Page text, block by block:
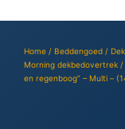
Home / Beddengoed /
Morning dekbedovertrek /
en regenboog” – Multi –